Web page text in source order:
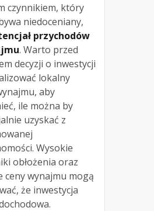
czynnikiem, który
niedoceniany,
przychodów
. Warto przed
decyzji o inwestycji
lokalny
aby
ile można by
uzyskać z
Wysokie
obłożenia oraz
ceny wynajmu mogą
że inwestycja